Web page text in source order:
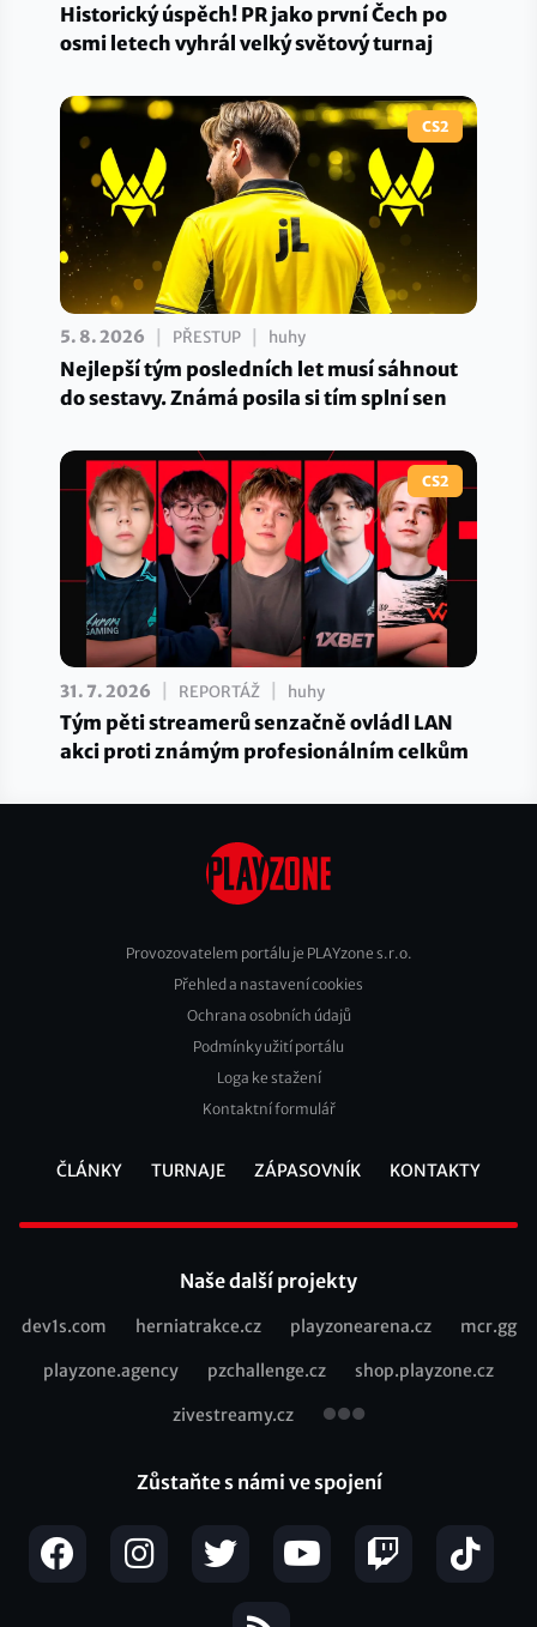
Historický úspěch! PR jako první Čech po
osmi letech vyhrál velký světový turnaj
CS2
5. 8. 2026 PŘESTUP huhy
Nejlepší tým posledních let musí sáhnout
do sestavy. Známá posila si tím splní sen
CS2
31. 7. 2026 REPORTÁŽ huhy
Tým pěti streamerů senzačně ovládl LAN
akci proti známým profesionálním celkům
Footer
Provozovatelem portálu je PLAYzone s.r.o.
Přehled a nastavení cookies
Ochrana osobních údajů
Podmínky užití portálu
Loga ke stažení
Kontaktní formulář
ČLÁNKY TURNAJE ZÁPASOVNÍK KONTAKTY
Naše další projekty
Recommended
dev1s.com herniatrakce.cz playzonearena.cz mcr.gg
playzone.agency pzchallenge.cz shop.playzone.cz
zivestreamy.cz
Zůstaňte s námi ve spojení